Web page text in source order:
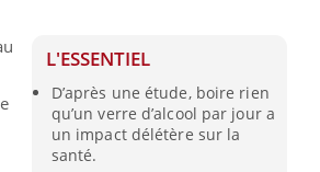
L'ESSENTIEL
D’après une étude, boire rien
qu’un verre d’alcool par jour a
un impact délétère sur la
santé.